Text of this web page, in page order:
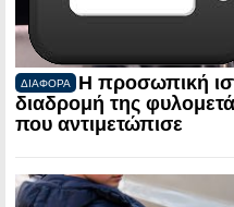
ΔΙΑΦΟΡΑ
Η προσωπική
διαδρομή της
που αντιμετώπισε